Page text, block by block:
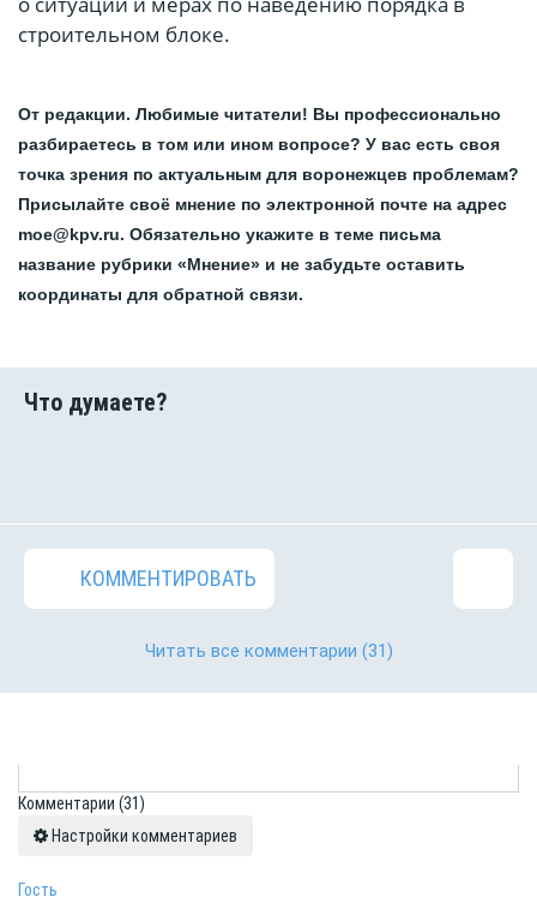
строительном блоке.
От редакции. Любимые читатели! Вы профессионально
разбираетесь в том или ином вопросе? У вас есть своя
точка зрения по актуальным для воронежцев проблемам?
Присылайте своё мнение по электронной почте на адрес
moe@kpv.ru. Обязательно укажите в теме письма
название рубрики «Мнение» и не забудьте оставить
координаты для обратной связи.
КОММЕНТИРОВАТЬ
Читать все комментарии (31)
Комментарии (31)
Настройки комментариев
Гость